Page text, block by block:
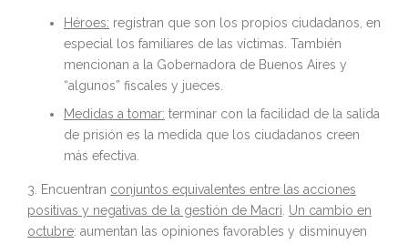
Héroes: registran que son los propios ciudadanos, en
especial los familiares de las víctimas. También
mencionan a la Gobernadora de Buenos Aires y
“algunos” fiscales y jueces.
Medidas a tomar: terminar con la facilidad de la salida
de prisión es la medida que los ciudadanos creen
más efectiva.
3. Encuentran conjuntos equivalentes entre las acciones
positivas y negativas de la gestión de Macri. Un cambio en
octubre: aumentan las opiniones favorables y disminuyen